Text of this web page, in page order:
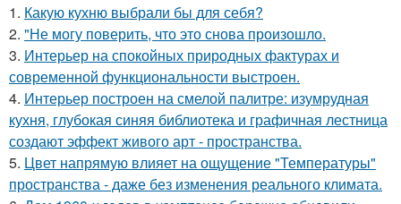
1. Какую кухню выбрали бы для себя?
2. "Не могу поверить, что это снова произошло.
3. Интерьер на спокойных природных фактурах и
современной функциональности выстроен.
4. Интерьер построен на смелой палитре: изумрудная
кухня, глубокая синяя библиотека и графичная лестница
создают эффект живого арт - пространства.
5. Цвет напрямую влияет на ощущение "Температуры"
пространства - даже без изменения реального климата.